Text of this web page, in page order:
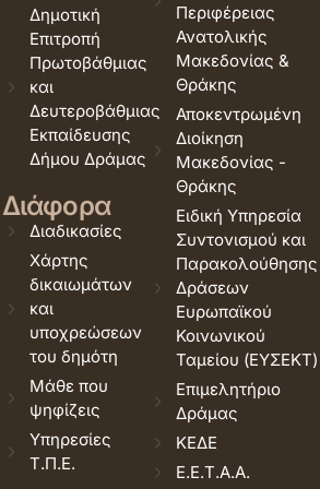
Δημοτική
Επιτροπή
Πρωτοβάθμιας
και
Δευτεροβάθμιας
Εκπαίδευσης
Δήμου Δράμας
Διάφορα
Διαδικασίες
Χάρτης
δικαιωμάτων
και
υποχρεώσεων
του δημότη
Μάθε που
ψηφίζεις
Υπηρεσίες
Τ.Π.Ε.
Περιφέρειας
Ανατολικής
Μακεδονίας &
Θράκης
Αποκεντρωμένη
Διοίκηση
Μακεδονίας -
Θράκης
Ειδική Υπηρεσία
Συντονισμού και
Παρακολούθησης
Δράσεων
Ευρωπαϊκού
Κοινωνικού
Ταμείου (ΕΥΣΕΚΤ)
Επιμελητήριο
Δράμας
ΚΕΔΕ
Ε.Ε.Τ.Α.Α.